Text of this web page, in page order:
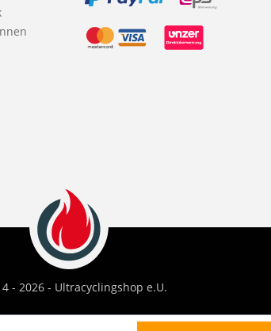
- 2026 - Ultracyclingshop e.U.